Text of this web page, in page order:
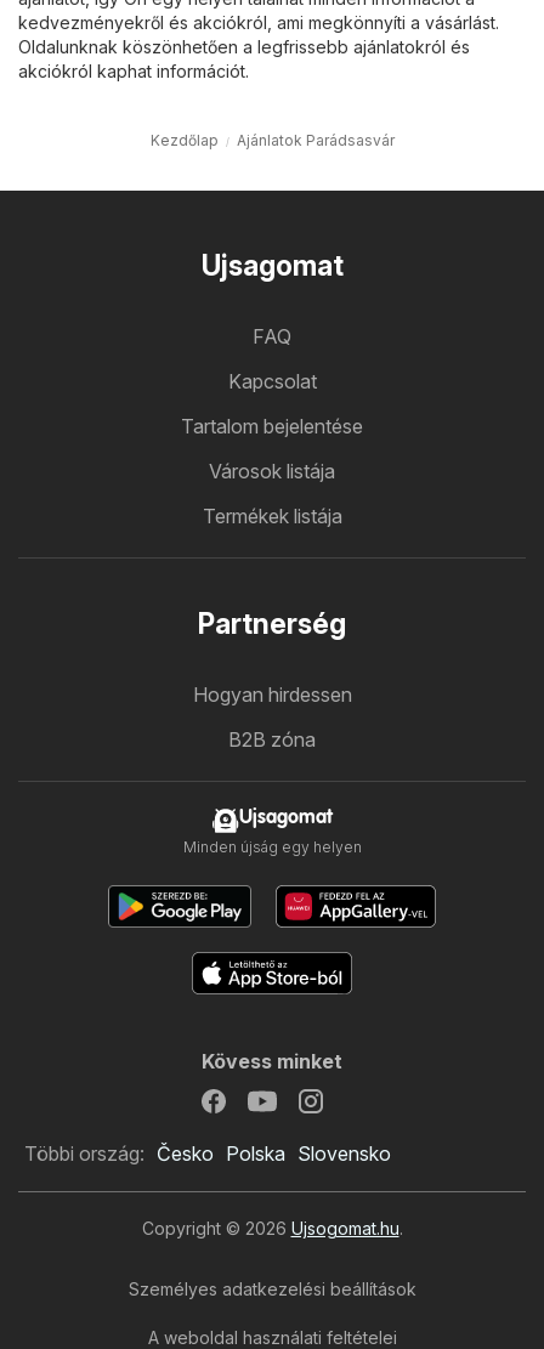
kedvezményekről és akciókról, ami megkönnyíti a vásárlást.
Oldalunknak köszönhetően a legfrissebb ajánlatokról és
akciókról kaphat információt.
Kezdőlap Ajánlatok Parádsasvár
Ujsagomat
FAQ
Kapcsolat
Tartalom bejelentése
Városok listája
Termékek listája
Partnerség
Hogyan hirdessen
B2B zóna
Ujsagomat
Minden újság egy helyen
Kövess minket
Többi ország: Česko Polska Slovensko
Copyright © 2026 Ujsogomat.hu.
Személyes adatkezelési beállítások
A weboldal használati feltételei